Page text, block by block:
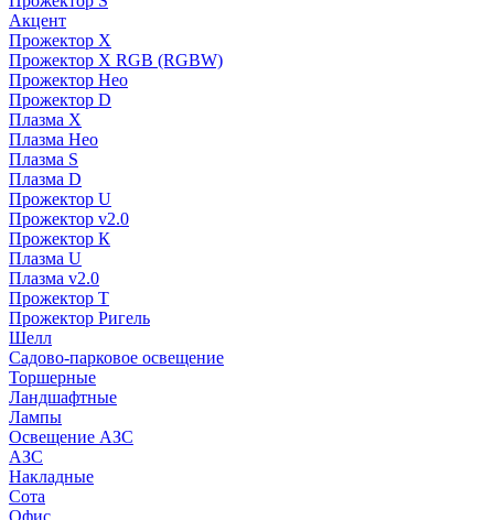
Акцент
Прожектор X
Прожектор Х RGB (RGBW)
Прожектор Нео
Прожектор D
Плазма X
Плазма Нео
Плазма S
Плазма D
Прожектор U
Прожектор v2.0
Прожектор К
Плазма U
Плазма v2.0
Прожектор Т
Прожектор Ригель
Шелл
Садово-парковое освещение
Торшерные
Ландшафтные
Лампы
Освещение АЗС
АЗС
Накладные
Сота
Офис